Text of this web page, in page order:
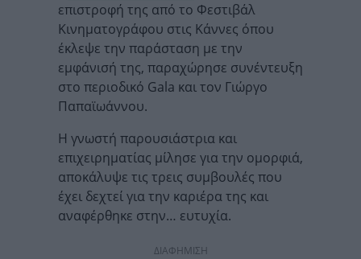
επιστροφή της από το Φεστιβάλ
Κινηματογράφου στις Κάννες όπου
έκλεψε την παράσταση με την
εμφάνισή της, παραχώρησε συνέντευξη
στο περιοδικό Gala και τον Γιώργο
Παπαϊωάννου.
Η γνωστή παρουσιάστρια και
επιχειρηματίας μίλησε για την ομορφιά,
αποκάλυψε τις τρεις συμβουλές που
έχει δεχτεί για την καριέρα της και
αναφέρθηκε στην… ευτυχία.
ΔΙΑΦΗΜΙΣΗ